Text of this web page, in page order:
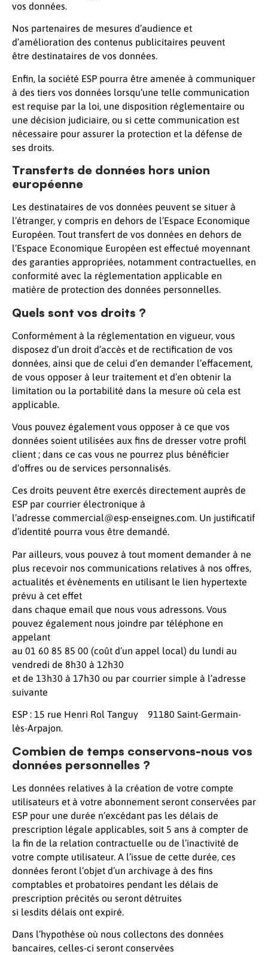
vos données.
Nos partenaires de mesures d’audience et
d’amélioration des contenus publicitaires peuvent
être destinataires de vos données.
Enfin, la société ESP pourra être amenée à communiquer
à des tiers vos données lorsqu’une telle communication
est requise par la loi, une disposition réglementaire ou
une décision judiciaire, ou si cette communication est
nécessaire pour assurer la protection et la défense de
ses droits.
Transferts de données hors union
européenne
Les destinataires de vos données peuvent se situer à
l’étranger, y compris en dehors de l’Espace Economique
Européen. Tout transfert de vos données en dehors de
l’Espace Economique Européen est effectué moyennant
des garanties appropriées, notamment contractuelles, en
conformité avec la réglementation applicable en
matière de protection des données personnelles.
Quels sont vos droits ?
Conformément à la réglementation en vigueur, vous
disposez d’un droit d’accès et de rectification de vos
données, ainsi que de celui d’en demander l’effacement,
de vous opposer à leur traitement et d’en obtenir la
limitation ou la portabilité dans la mesure où cela est
applicable.
Vous pouvez également vous opposer à ce que vos
données soient utilisées aux fins de dresser votre profil
client ; dans ce cas vous ne pourrez plus bénéficier
d’offres ou de services personnalisés.
Ces droits peuvent être exercés directement auprès de
ESP par courrier électronique à
l’adresse commercial@esp-enseignes.com. Un justificatif
d’identité pourra vous être demandé.
Par ailleurs, vous pouvez à tout moment demander à ne
plus recevoir nos communications relatives à nos offres,
actualités et évènements en utilisant le lien hypertexte
prévu à cet effet
dans chaque email que nous vous adressons. Vous
pouvez également nous joindre par téléphone en
appelant
au 01 60 85 85 00 (coût d’un appel local) du lundi au
vendredi de 8h30 à 12h30
et de 13h30 à 17h30 ou par courrier simple à l’adresse
suivante
ESP : 15 rue Henri Rol Tanguy 91180 Saint-Germain-
lès-Arpajon.
Combien de temps conservons-nous vos
données personnelles ?
Les données relatives à la création de votre compte
utilisateurs et à votre abonnement seront conservées par
ESP pour une durée n’excédant pas les délais de
prescription légale applicables, soit 5 ans à compter de
la fin de la relation contractuelle ou de l’inactivité de
votre compte utilisateur. A l’issue de cette durée, ces
données feront l’objet d’un archivage à des fins
comptables et probatoires pendant les délais de
prescription précités ou seront détruites
si lesdits délais ont expiré.
Dans l’hypothèse où nous collectons des données
bancaires, celles-ci seront conservées